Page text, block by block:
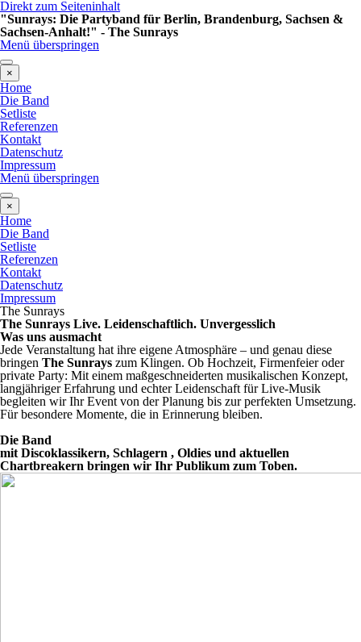
Direkt zum Seiteninhalt
"Sunrays: Die Partyband für Berlin, Brandenburg, Sachsen &
Sachsen-Anhalt!" - The Sunrays
Menü überspringen
×
Home
Die Band
Setliste
Referenzen
Kontakt
Datenschutz
Impressum
Menü überspringen
×
Home
Die Band
Setliste
Referenzen
Kontakt
Datenschutz
Impressum
The Sunrays
The Sunrays Live. Leidenschaftlich. Unvergesslich
Was uns ausmacht
Jede Veranstaltung hat ihre eigene Atmosphäre – und genau diese
bringen The Sunrays zum Klingen. Ob Hochzeit, Firmenfeier oder
private Party: Mit einem maßgeschneiderten musikalischen Konzept,
langjähriger Erfahrung und echter Leidenschaft für Live-Musik
begleiten wir Ihr Event von der Planung bis zur perfekten Umsetzung.
Für besondere Momente, die in Erinnerung bleiben.
Die Band
mit Discoklassikern, Schlagern , Oldies und aktuellen
Chartbreakern bringen wir Ihr Publikum zum Toben.